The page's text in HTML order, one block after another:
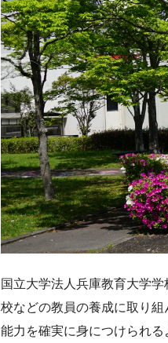
国立大学法人兵庫教育大学
校などの教員の養成に取り
能力を確実に身につけられ